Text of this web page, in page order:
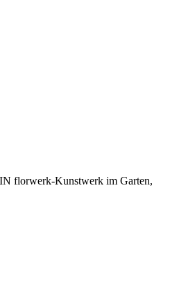
florwerk-Kunstwerk im Garten,